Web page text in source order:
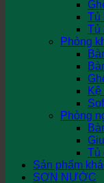
Tủ
Tủ
Phòng
Kệ
Phòng
Tủ
Sản phẩm
SƠN NƯỚC